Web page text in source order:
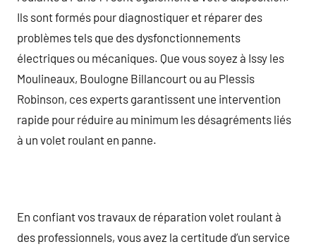
Ils sont formés pour diagnostiquer et réparer des
problèmes tels que des dysfonctionnements
électriques ou mécaniques. Que vous soyez à Issy les
Moulineaux, Boulogne Billancourt ou au Plessis
Robinson, ces experts garantissent une intervention
rapide pour réduire au minimum les désagréments liés
à un volet roulant en panne.
En confiant vos travaux de réparation volet roulant à
des professionnels, vous avez la certitude d’un service